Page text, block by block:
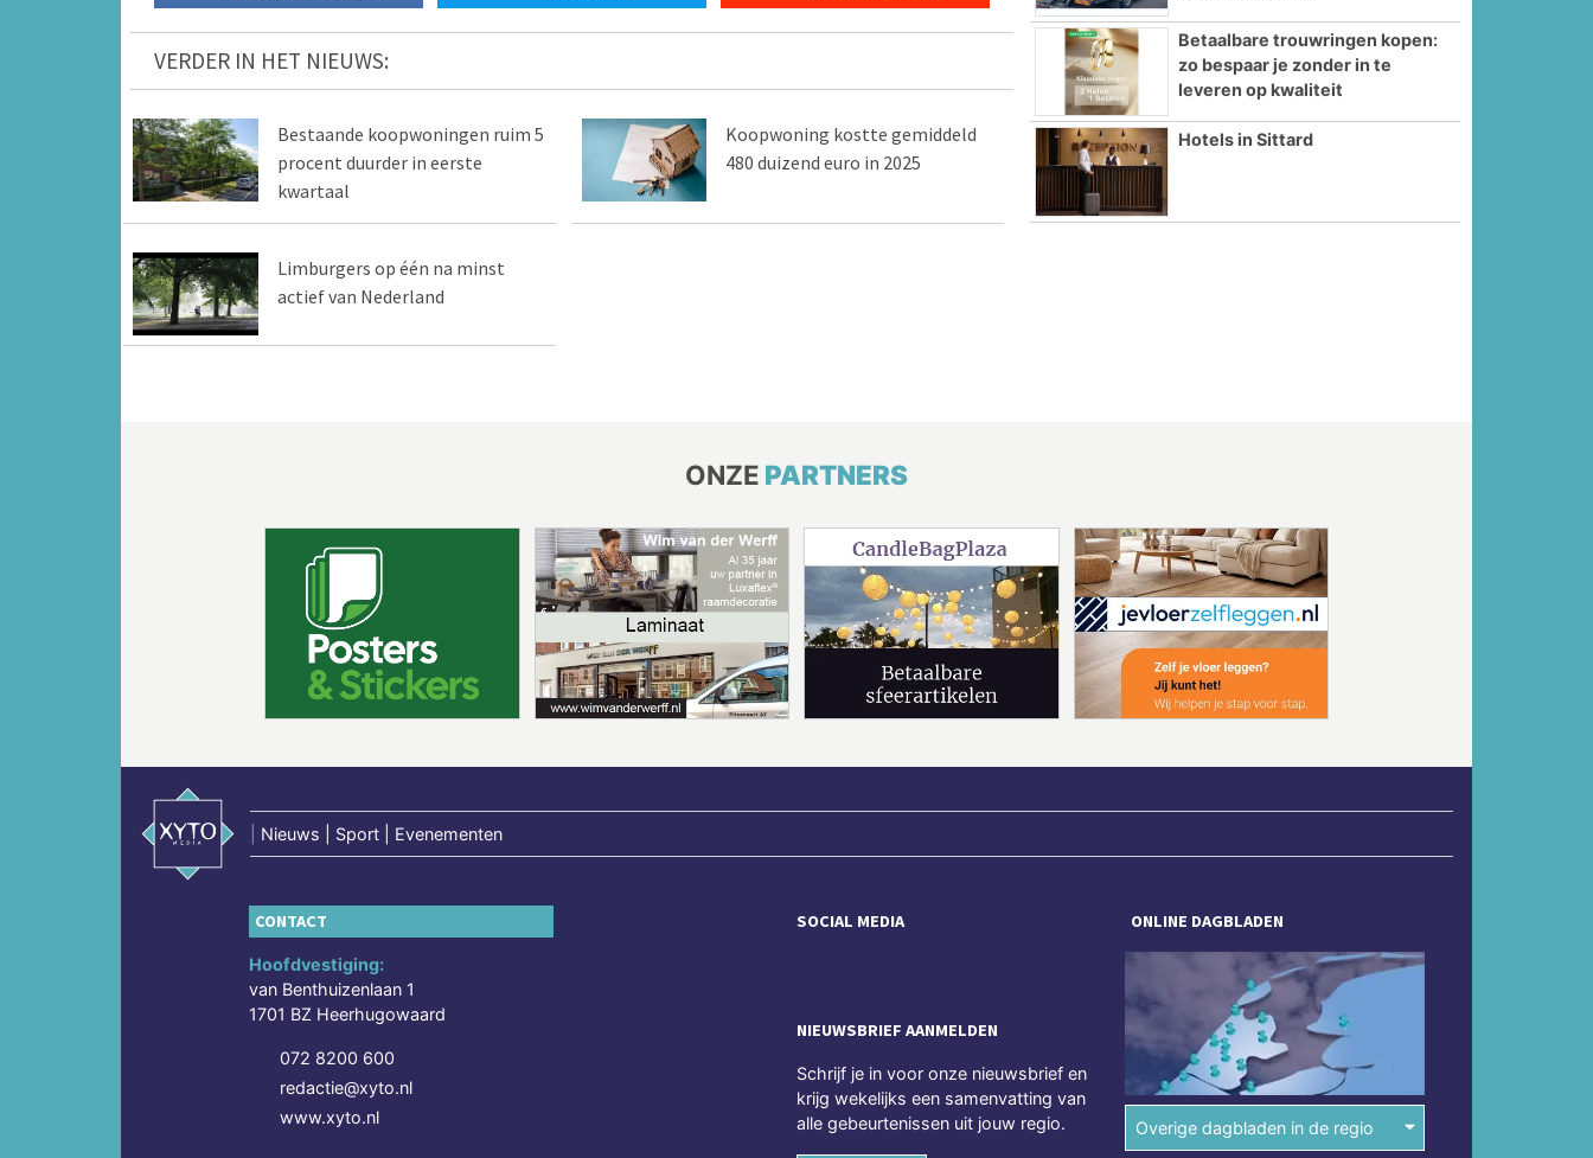
VERDER IN HET NIEUWS:
Bestaande koopwoningen ruim 5
procent duurder in eerste
kwartaal
Koopwoning kostte gemiddeld
480 duizend euro in 2025
Limburgers op één na minst
actief van Nederland
Betaalbare trouwringen kopen:
zo bespaar je zonder in te
leveren op kwaliteit
Hotels in Sittard
ONZE PARTNERS
Nieuws | Sport | Evenementen
CONTACT
Hoofdvestiging:
van Benthuizenlaan 1
1701 BZ Heerhugowaard
072 8200 600
redactie@xyto.nl
www.xyto.nl
SOCIAL MEDIA
NIEUWSBRIEF AANMELDEN
Schrijf je in voor onze nieuwsbrief en
krijg wekelijks een samenvatting van
alle gebeurtenissen uit jouw regio.
ONLINE DAGBLADEN
Overige dagbladen in de regio